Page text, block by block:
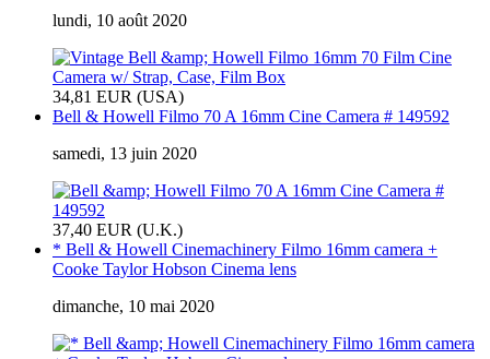
lundi, 10 août 2020
34,81 EUR (USA)
Bell & Howell Filmo 70 A 16mm Cine Camera # 149592
samedi, 13 juin 2020
37,40 EUR (U.K.)
* Bell & Howell Cinemachinery Filmo 16mm camera +
Cooke Taylor Hobson Cinema lens
dimanche, 10 mai 2020